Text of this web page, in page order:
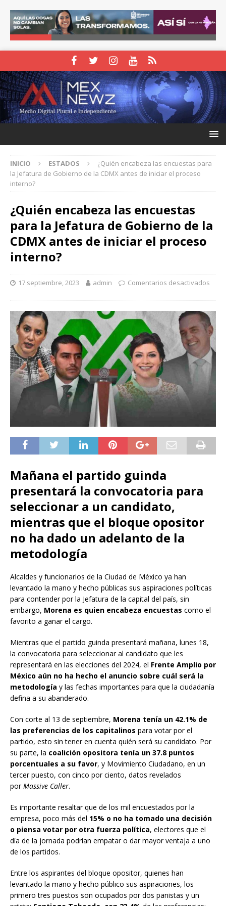
INICIO ESTADOS
¿Quién encabeza las encuestas para
la Jefatura de Gobierno de la CDMX antes de iniciar el proceso
interno?
¿Quién encabeza las encuestas
para la Jefatura de Gobierno de la
CDMX antes de iniciar el proceso
interno?
17 septiembre, 2023 admin Comentarios desactivados
Mañana el partido guinda
presentará la convocatoria para
seleccionar a un candidato,
mientras que el bloque opositor
no ha dado un adelanto de la
metodología
Alcaldes y funcionarios de la Ciudad de México ya han
levantado la mano y hecho públicas sus aspiraciones políticas
para contender por la Jefatura de la capital del país, sin
embargo, Morena es quien encabeza encuestas como el
favorito a ganar el cargo.
Mientras que el partido guinda presentará mañana, lunes 18,
la convocatoria para seleccionar al candidato que les
representará en las elecciones del 2024, el Frente Amplio por
México aún no ha hecho el anuncio sobre cuál será la
metodología y las fechas importantes para que la ciudadanía
defina a su abanderado.
Con corte al 13 de septiembre, Morena tenía un 42.1% de
las preferencias de los capitalinos para votar por el
partido, esto sin tener en cuenta quién será su candidato. Por
su parte, la coalición opositora tenía un 37.8 puntos
porcentuales a su favor, y Movimiento Ciudadano, en un
tercer puesto, con cinco por ciento, datos revelados
porMassive Caller.
Es importante resaltar que de los mil encuestados por la
empresa, poco más del 15% o no ha tomado una decisión
o piensa votar por otra fuerza política, electores que el
día de la jornada podrían empatar o dar mayor ventaja a uno
de los partidos.
Entre los aspirantes del bloque opositor, quienes han
levantado la mano y hecho público sus aspiraciones, los
primero tres puestos son ocupados por dos panistas y un